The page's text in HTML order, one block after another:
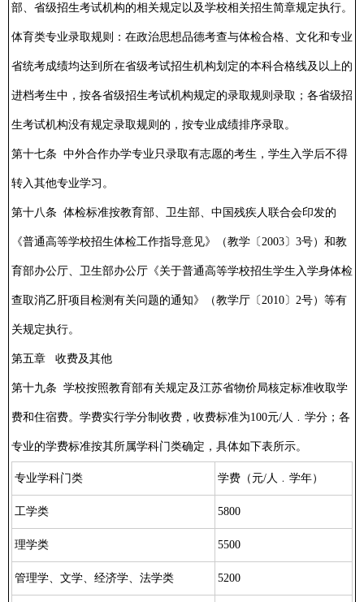
部、省级招生考试机构的相关规定以及学校相关招生简章规定执行。
体育类专业录取规则：在政治思想品德考查与体检合格、文化和专业
省统考成绩均达到所在省级考试招生机构划定的本科合格线及以上的
进档考生中，按各省级招生考试机构规定的录取规则录取；各省级招
生考试机构没有规定录取规则的，按专业成绩排序录取。
第十七条 中外合作办学专业只录取有志愿的考生，学生入学后不得
转入其他专业学习。
第十八条 体检标准按教育部、卫生部、中国残疾人联合会印发的
《普通高等学校招生体检工作指导意见》（教学〔2003〕3号）和教
育部办公厅、卫生部办公厅《关于普通高等学校招生学生入学身体检
查取消乙肝项目检测有关问题的通知》（教学厅〔2010〕2号）等有
关规定执行。
第五章 收费及其他
第十九条 学校按照教育部有关规定及江苏省物价局核定标准收取学
费和住宿费。学费实行学分制收费，收费标准为100元/人﹒学分；各
专业的学费标准按其所属学科门类确定，具体如下表所示。
专业学科门类 学费（元/人﹒学年）
工学类 5800
理学类 5500
管理学、文学、经济学、法学类 5200